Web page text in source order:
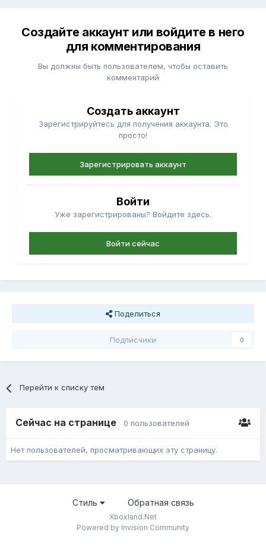
Создайте аккаунт или войдите в него
для комментирования
Вы должны быть пользователем, чтобы оставить
комментарий
Создать аккаунт
Зарегистрируйтесь для получения аккаунта. Это
просто!
Зарегистрировать аккаунт
Войти
Уже зарегистрированы? Войдите здесь.
Войти сейчас
Поделиться
Подписчики 0
Перейти к списку тем
Сейчас на странице 0 пользователей
Нет пользователей, просматривающих эту страницу.
Стиль Обратная связь
Xboxland.Net
Powered by Invision Community